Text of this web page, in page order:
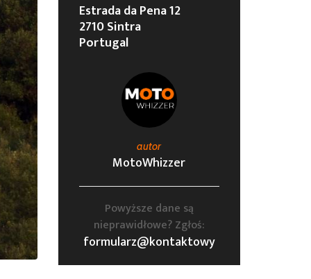
Estrada da Pena 12
2710 Sintra
Portugal
autor
MotoWhizzer
Powyższe dane są
nieprawidłowe? Zgłoś:
formularz@kontaktowy